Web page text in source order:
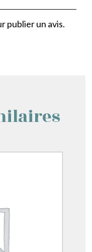
publier un avis.